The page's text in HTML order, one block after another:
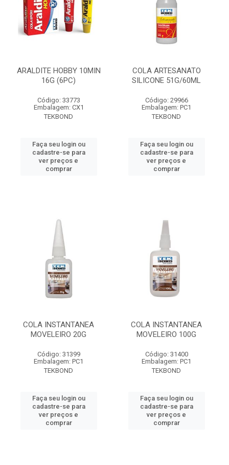
ARALDITE HOBBY 10MIN
16G (6PC)
Código: 33773
Embalagem: CX1
TEKBOND
Faça seu login ou
cadastre-se para
ver preços e
comprar
COLA ARTESANATO
SILICONE 51G/60ML
Código: 29966
Embalagem: PC1
TEKBOND
Faça seu login ou
cadastre-se para
ver preços e
comprar
COLA INSTANTANEA
MOVELEIRO 20G
Código: 31399
Embalagem: PC1
TEKBOND
Faça seu login ou
cadastre-se para
ver preços e
comprar
COLA INSTANTANEA
MOVELEIRO 100G
Código: 31400
Embalagem: PC1
TEKBOND
Faça seu login ou
cadastre-se para
ver preços e
comprar